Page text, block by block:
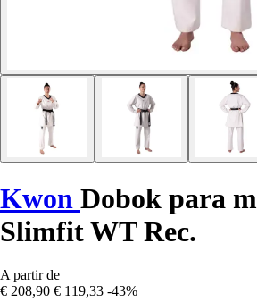
Kwon Dobok para
Slimfit WT Rec.
A partir de
€ 208,90 € 119,33 -43%